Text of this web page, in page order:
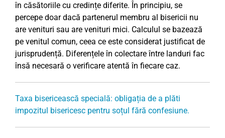
în căsătoriile cu credințe diferite. În principiu, se
percepe doar dacă partenerul membru al bisericii nu
are venituri sau are venituri mici. Calculul se bazează
pe venitul comun, ceea ce este considerat justificat de
jurisprudență. Diferențele în colectare între landuri fac
însă necesară o verificare atentă în fiecare caz.
Taxa bisericească specială: obligația de a plăti
impozitul bisericesc pentru soțul fără confesiune.